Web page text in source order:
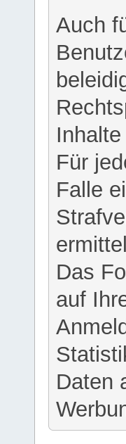
Auch
Für
Falle
Das
auf
Daten